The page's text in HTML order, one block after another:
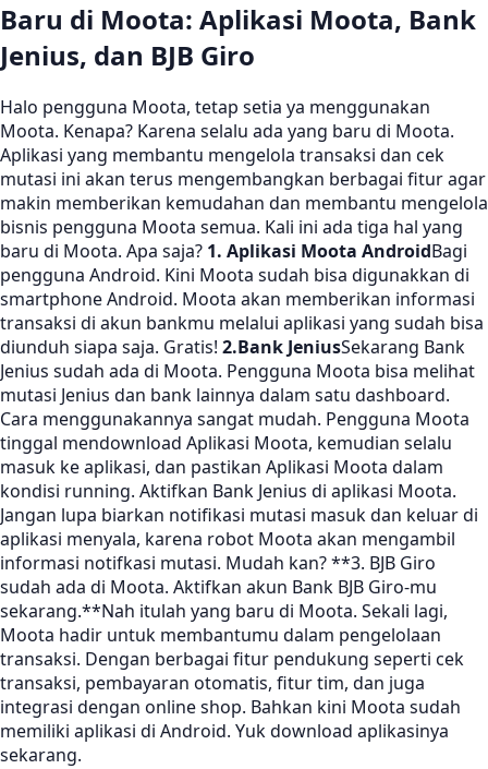
Baru di Moota: Aplikasi Moota, Bank
Jenius, dan BJB Giro
Halo pengguna Moota, tetap setia ya menggunakan
Moota. Kenapa? Karena selalu ada yang baru di Moota.
Aplikasi yang membantu mengelola transaksi dan cek
mutasi ini akan terus mengembangkan berbagai fitur agar
makin memberikan kemudahan dan membantu mengelola
bisnis pengguna Moota semua. Kali ini ada tiga hal yang
baru di Moota. Apa saja? 1. Aplikasi Moota AndroidBagi
pengguna Android. Kini Moota sudah bisa digunakkan di
smartphone Android. Moota akan memberikan informasi
transaksi di akun bankmu melalui aplikasi yang sudah bisa
diunduh siapa saja. Gratis! 2.Bank JeniusSekarang Bank
Jenius sudah ada di Moota. Pengguna Moota bisa melihat
mutasi Jenius dan bank lainnya dalam satu dashboard.
Cara menggunakannya sangat mudah. Pengguna Moota
tinggal mendownload Aplikasi Moota, kemudian selalu
masuk ke aplikasi, dan pastikan Aplikasi Moota dalam
kondisi running. Aktifkan Bank Jenius di aplikasi Moota.
Jangan lupa biarkan notifikasi mutasi masuk dan keluar di
aplikasi menyala, karena robot Moota akan mengambil
informasi notifkasi mutasi. Mudah kan? **3. BJB Giro
sudah ada di Moota. Aktifkan akun Bank BJB Giro-mu
sekarang.**Nah itulah yang baru di Moota. Sekali lagi,
Moota hadir untuk membantumu dalam pengelolaan
transaksi. Dengan berbagai fitur pendukung seperti cek
transaksi, pembayaran otomatis, fitur tim, dan juga
integrasi dengan online shop. Bahkan kini Moota sudah
memiliki aplikasi di Android. Yuk download aplikasinya
sekarang.